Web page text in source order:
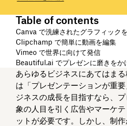
Table of contents
Canva で洗練されたグラフィック
Clipchamp で簡単に動画を編集
Vimeo で世界に向けて発信
Beautiful.ai でプレゼンに磨きをか
あらゆるビジネスにあてはま
は「プレゼンテーションが重
ジネスの成長を目指すなら、
象の人目を引く広告やマーケ
ットが必要です。しかし、制